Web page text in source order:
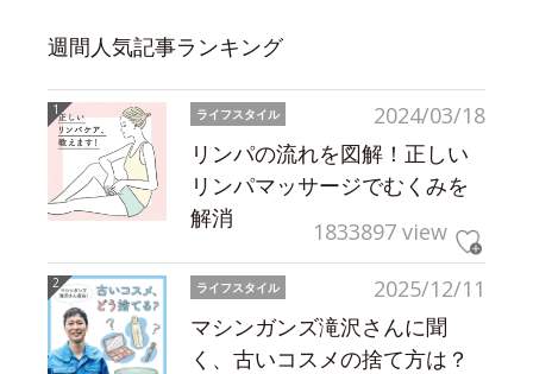
週間人気記事ランキング
2024/03/18
ライフスタイル
リンパの流れを図解！正しい
リンパマッサージでむくみを
解消
1833897 view
2025/12/11
ライフスタイル
マシンガンズ滝沢さんに聞
く、古いコスメの捨て方は？